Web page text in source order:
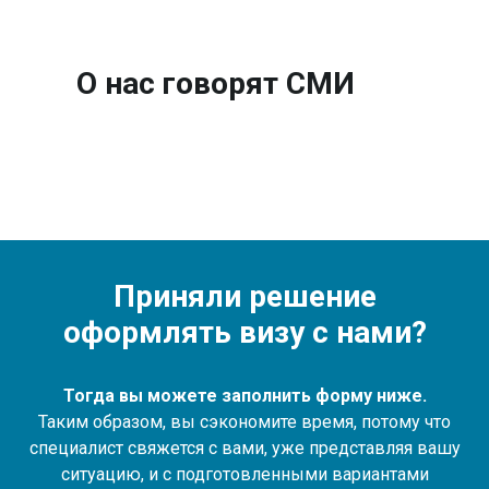
О нас говорят СМИ
Приняли решение
оформлять визу с нами?
Тогда вы можете заполнить форму ниже.
Таким образом, вы сэкономите время, потому что
специалист свяжется с вами, уже представляя вашу
ситуацию, и с подготовленными вариантами